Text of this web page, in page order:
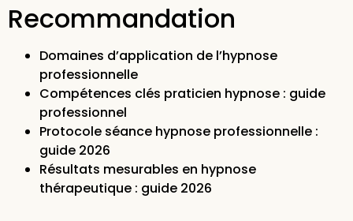
Recommandation
Domaines d’application de l’hypnose
professionnelle
Compétences clés praticien hypnose : guide
professionnel
Protocole séance hypnose professionnelle :
guide 2026
Résultats mesurables en hypnose
thérapeutique : guide 2026